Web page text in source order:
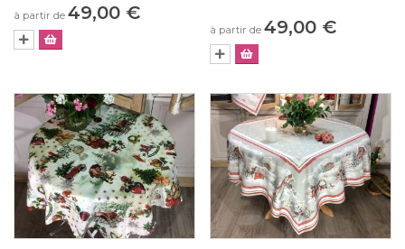
à partir de 49,00 €
à partir de 49,00 €